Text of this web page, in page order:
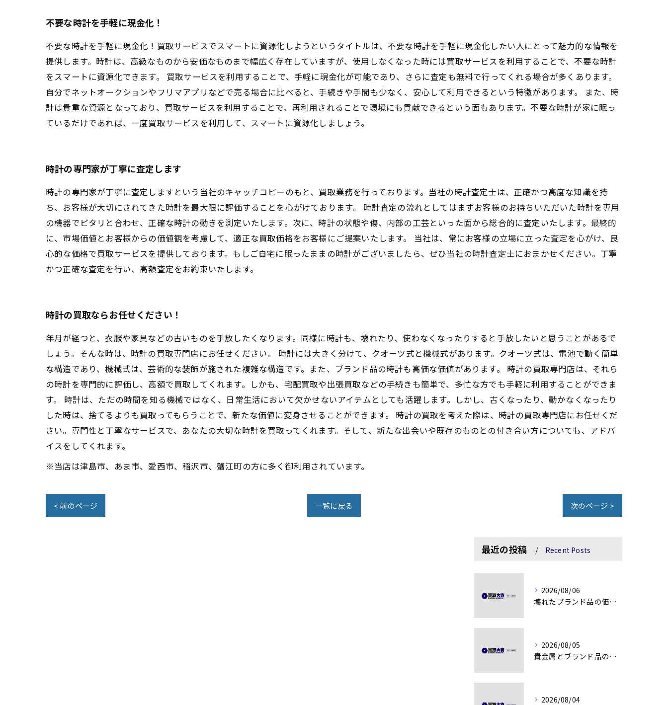
不要な時計を手軽に現金化！
不要な時計を手軽に現金化！買取サービスでスマートに資源化しようというタイトルは、不要な時計を手軽に現金化したい人にとって魅力的な情報を
提供します。時計は、高級なものから安価なものまで幅広く存在していますが、使用しなくなった時には買取サービスを利用することで、不要な時計
をスマートに資源化できます。 買取サービスを利用することで、手軽に現金化が可能であり、さらに査定も無料で行ってくれる場合が多くあります。
自分でネットオークションやフリマアプリなどで売る場合に比べると、手続きや手間も少なく、安心して利用できるという特徴があります。 また、時
計は貴重な資源となっており、買取サービスを利用することで、再利用されることで環境にも貢献できるという面もあります。不要な時計が家に眠っ
ているだけであれば、一度買取サービスを利用して、スマートに資源化しましょう。
時計の専門家が丁寧に査定します
時計の専門家が丁寧に査定しますという当社のキャッチコピーのもと、買取業務を行っております。当社の時計査定士は、正確かつ高度な知識を持
ち、お客様が大切にされてきた時計を最大限に評価することを心がけております。 時計査定の流れとしてはまずお客様のお持ちいただいた時計を専用
の機器でピタリと合わせ、正確な時計の動きを測定いたします。次に、時計の状態や傷、内部の工芸といった面から総合的に査定いたします。最終的
に、市場価値とお客様からの価値観を考慮して、適正な買取価格をお客様にご提案いたします。 当社は、常にお客様の立場に立った査定を心がけ、良
心的な価格で買取サービスを提供しております。もしご自宅に眠ったままの時計がございましたら、ぜひ当社の時計査定士におまかせください。丁寧
かつ正確な査定を行い、高額査定をお約束いたします。
時計の買取ならお任せください！
年月が経つと、衣服や家具などの古いものを手放したくなります。同様に時計も、壊れたり、使わなくなったりすると手放したいと思うことがあるで
しょう。そんな時は、時計の買取専門店にお任せください。 時計には大きく分けて、クオーツ式と機械式があります。クオーツ式は、電池で動く簡単
な構造であり、機械式は、芸術的な装飾が施された複雑な構造です。また、ブランド品の時計も高価な価値があります。 時計の買取専門店は、それら
の時計を専門的に評価し、高額で買取してくれます。しかも、宅配買取や出張買取などの手続きも簡単で、多忙な方でも手軽に利用することができま
す。 時計は、ただの時間を知る機械ではなく、日常生活において欠かせないアイテムとしても活躍します。しかし、古くなったり、動かなくなったり
した時は、捨てるよりも買取ってもらうことで、新たな価値に変身させることができます。 時計の買取を考えた際は、時計の買取専門店にお任せくだ
さい。専門性と丁寧なサービスで、あなたの大切な時計を買取ってくれます。そして、新たな出会いや既存のものとの付き合い方についても、アドバ
イスをしてくれます。
※当店は津島市、あま市、愛西市、稲沢市、蟹江町の方に多く御利用されています。
< 前のページ 一覧に戻る 次のページ >
最近の投稿 Recent Posts
2026/08/06
壊れたブランド品の価値を見極める技術とは
2026/08/05
貴金属とブランド品の価値変動を見極める方法
2026/08/04